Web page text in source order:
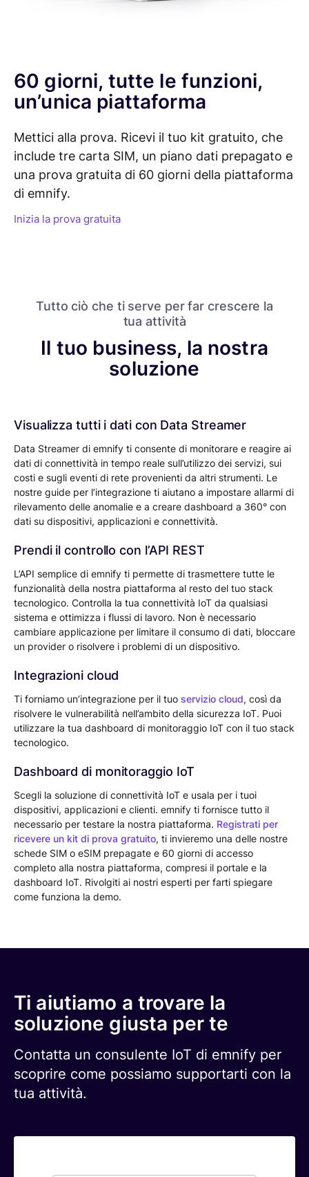
60 giorni, tutte le funzioni,
un’unica piattaforma
Mettici alla prova. Ricevi il tuo kit gratuito, che
include tre carta SIM, un piano dati prepagato e
una prova gratuita di 60 giorni della piattaforma
di emnify.
Inizia la prova gratuita
Tutto ciò che ti serve per far crescere la
tua attività
Il tuo business, la nostra
soluzione
Visualizza tutti i dati con Data Streamer
Data Streamer di emnify ti consente di monitorare e reagire ai
dati di connettività in tempo reale sull’utilizzo dei servizi, sui
costi e sugli eventi di rete provenienti da altri strumenti. Le
nostre guide per l’integrazione ti aiutano a impostare allarmi di
rilevamento delle anomalie e a creare dashboard a 360° con
dati su dispositivi, applicazioni e connettività.
Prendi il controllo con l’API REST
L’API semplice di emnify ti permette di trasmettere tutte le
funzionalità della nostra piattaforma al resto del tuo stack
tecnologico. Controlla la tua connettività IoT da qualsiasi
sistema e ottimizza i flussi di lavoro. Non è necessario
cambiare applicazione per limitare il consumo di dati, bloccare
un provider o risolvere i problemi di un dispositivo.
Integrazioni cloud
Ti forniamo un’integrazione per il tuo servizio cloud, così da
risolvere le vulnerabilità nell’ambito della sicurezza IoT. Puoi
utilizzare la tua dashboard di monitoraggio IoT con il tuo stack
tecnologico.
Dashboard di monitoraggio IoT
Scegli la soluzione di connettività IoT e usala per i tuoi
dispositivi, applicazioni e clienti. emnify ti fornisce tutto il
necessario per testare la nostra piattaforma. Registrati per
ricevere un kit di prova gratuito, ti invieremo una delle nostre
schede SIM o eSIM prepagate e 60 giorni di accesso
completo alla nostra piattaforma, compresi il portale e la
dashboard IoT. Rivolgiti ai nostri esperti per farti spiegare
come funziona la demo.
Ti aiutiamo a trovare la
soluzione giusta per te
Contatta un consulente IoT di emnify per
scoprire come possiamo supportarti con la
tua attività.